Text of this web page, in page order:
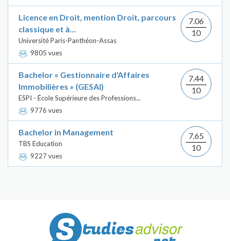
Licence en Droit, mention Droit, parcours
classique et à...
Université Paris-Panthéon-Assas
9805 vues
7.06
10
Bachelor « Gestionnaire d'Affaires
Immobilières » (GESAI)
ESPI - École Supérieure des Professions...
9776 vues
7.44
10
Bachelor in Management
TBS Education
9227 vues
7.65
10